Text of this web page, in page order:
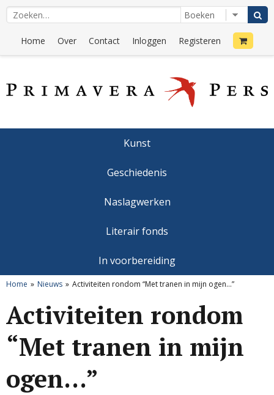
Home Over Contact Inloggen Registeren
Kunst
Geschiedenis
Naslagwerken
Literair fonds
In voorbereiding
Home Nieuws Activiteiten rondom “Met tranen in mijn ogen...”
Activiteiten rondom
“Met tranen in mijn
ogen...”